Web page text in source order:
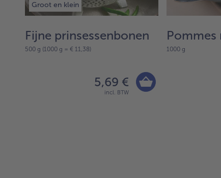
Groot en klein
Fijne prinsessenbonen
500 g (1000 g = € 11,38)
5,69 €
incl. BTW
Pommes
1000 g